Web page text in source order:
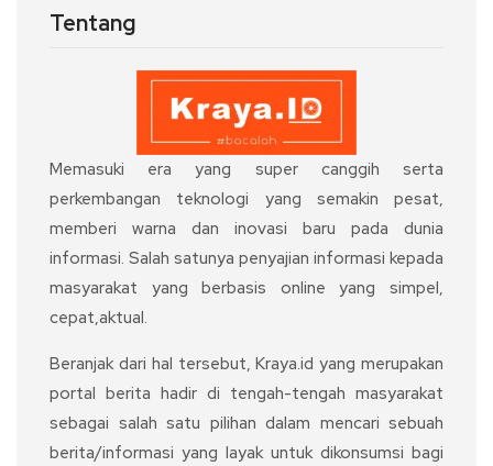
Tentang
Memasuki era yang super canggih serta
perkembangan teknologi yang semakin pesat,
memberi warna dan inovasi baru pada dunia
informasi. Salah satunya penyajian informasi kepada
masyarakat yang berbasis online yang simpel,
cepat,aktual.
Beranjak dari hal tersebut, Kraya.id yang merupakan
portal berita hadir di tengah-tengah masyarakat
sebagai salah satu pilihan dalam mencari sebuah
berita/informasi yang layak untuk dikonsumsi bagi